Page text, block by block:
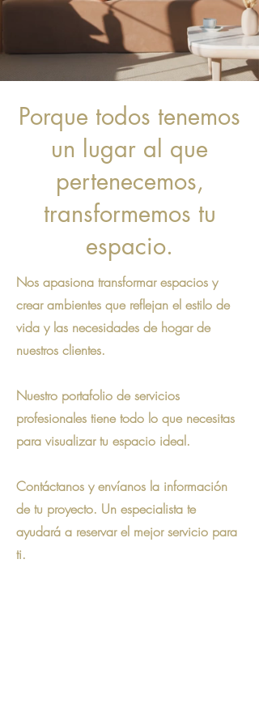
Porque todos tenemos
un lugar al que
pertenecemos,
transformemos tu
espacio.
Nos apasiona transformar espacios y
crear ambientes que reflejan el estilo de
vida y las necesidades de hogar de
nuestros clientes.
Nuestro portafolio de servicios
profesionales tiene todo lo que necesitas
para visualizar tu espacio ideal.
Contáctanos y envíanos la información
de tu proyecto. Un especialista te
ayudará a reservar el mejor servicio para
ti.